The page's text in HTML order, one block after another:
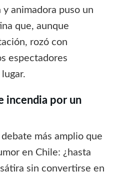
animadora puso un
que, aunque
rozó con
espectadores
incendia por un
más amplio que
en Chile: ¿hasta
sin convertirse en